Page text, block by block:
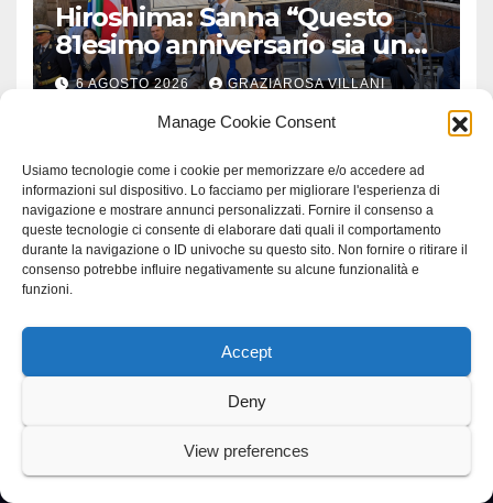
Manage Cookie Consent
Usiamo tecnologie come i cookie per memorizzare e/o accedere ad
informazioni sul dispositivo. Lo facciamo per migliorare l'esperienza di
navigazione e mostrare annunci personalizzati. Fornire il consenso a
queste tecnologie ci consente di elaborare dati quali il comportamento
durante la navigazione o ID univoche su questo sito. Non fornire o ritirare il
consenso potrebbe influire negativamente su alcune funzionalità e
funzioni.
Accept
Deny
View preferences
Hiroshima: Sanna “Questo
81esimo anniversario sia un
monito per tutti”
6 AGOSTO 2026 GRAZIAROSA VILLANI
Proudly powered by WordPress